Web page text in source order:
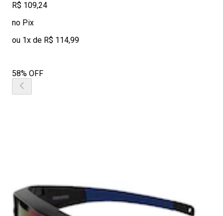
R$ 109,24
no Pix
ou 1x de R$ 114,99
58% OFF